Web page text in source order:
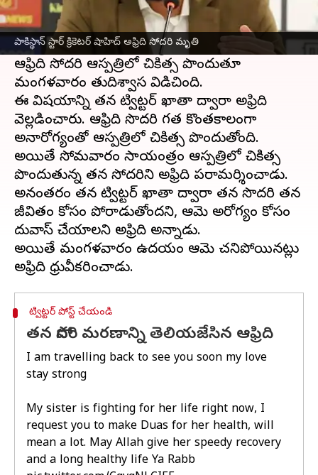
పాకిస్థాన్ స్టార్ క్రికెటర్ షాహిద్ అఫ్రిది సోదరి మృతి
పాకిస్థాన్ మాజీ కెప్టెన్ షాహీద్ ఆఫ్రిది ఇంట్లో తీవ్ర విషాదం
నెలకొంది.
గత కొంతకాలంగా అనారోగ్యంతో బాధపడుతున్న
ఆఫ్రిది సోదరి ఆస్పత్రిలో చికిత్స పొందుతూ
మంగళవారం తుదిశ్వాస విడిచింది.
ఈ విషయాన్ని తన ట్విట్టర్ ఖాతా ద్వారా అఫ్రిది
వెల్లడించారు. ఆఫ్రిది సొదరి గత కొంతకాలంగా
అనారోగ్యంతో ఆస్పత్రిలో చికిత్స పొందుతోంది.
అయితే సోమవారం సాయంత్రం ఆస్పత్రిలో చికిత్స
పొందుతున్న తన సోదరిని అఫ్రిది పరామర్శించాడు.
అనంతరం తన ట్విట్టర్ ఖాతా ద్వారా తన సొదరి తన
జీవితం కోసం పోరాడుతోందని, ఆమె అరోగ్యం కోసం
దువాస్ చేయాలని అఫ్రిది అన్నాడు.
అయితే మంగళవారం ఉదయం ఆమె చనిపోయినట్లు
ట్విట్టర్ పోస్ట్ చేయండి
తన సోదరి మరణాన్ని తెలియజేసిన ఆఫ్రిది
I am travelling back to see you soon my love
stay strong
My sister is fighting for her life right now, I
request you to make Duas for her health, will
mean a lot. May Allah give her speedy recovery
and a long healthy life Ya Rabb